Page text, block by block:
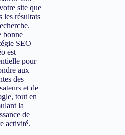
site que
les résultats
bonne
SEO
est
pour
aux
des
et de
tout en
la
de
activité.